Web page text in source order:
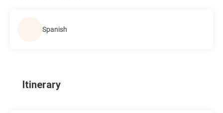
Spanish
Itinerary